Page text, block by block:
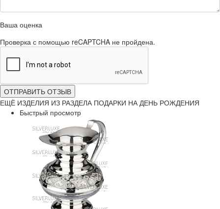
Ваша оценка
Проверка с помощью reCAPTCHA не пройдена.
ОТПРАВИТЬ ОТЗЫВ
ЕЩЁ ИЗДЕЛИЯ ИЗ РАЗДЕЛА ПОДАРКИ НА ДЕНЬ РОЖДЕНИЯ
Быстрый просмотр